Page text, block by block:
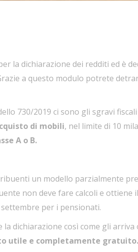
la dichiarazione dei redditi ed è
a questo modulo potrete
730/2019 ci sono gli sgravi
di mobili, nel limite di 10
A o B.
un modello parzialmente
non deve fare calcoli e
per i pensionati.
la dichiarazione così come gli
utile e completamente gratuito.